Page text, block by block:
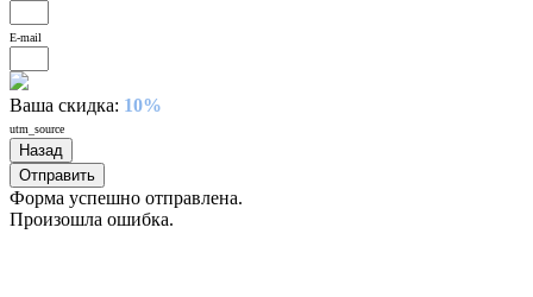
E-mail
Ваша скидка: 10%
utm_source
Назад
Отправить
Форма успешно отправлена.
Произошла ошибка.